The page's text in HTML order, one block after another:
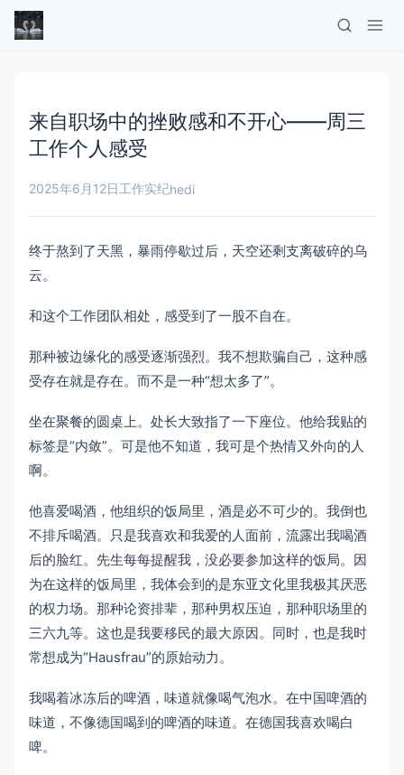
来自职场中的挫败感和不开心——周三
工作个人感受
2025年6月12日工作实纪hedi
终于熬到了天黑，暴雨停歇过后，天空还剩支离破碎的乌
云。
和这个工作团队相处，感受到了一股不自在。
那种被边缘化的感受逐渐强烈。我不想欺骗自己，这种感
受存在就是存在。而不是一种“想太多了”。
坐在聚餐的圆桌上。处长大致指了一下座位。他给我贴的
标签是“内敛”。可是他不知道，我可是个热情又外向的人
啊。
他喜爱喝酒，他组织的饭局里，酒是必不可少的。我倒也
不排斥喝酒。只是我喜欢和我爱的人面前，流露出我喝酒
后的脸红。先生每每提醒我，没必要参加这样的饭局。因
为在这样的饭局里，我体会到的是东亚文化里我极其厌恶
的权力场。那种论资排辈，那种男权压迫，那种职场里的
三六九等。这也是我要移民的最大原因。同时，也是我时
常想成为“Hausfrau”的原始动力。
我喝着冰冻后的啤酒，味道就像喝气泡水。在中国啤酒的
味道，不像德国喝到的啤酒的味道。在德国我喜欢喝白
啤。